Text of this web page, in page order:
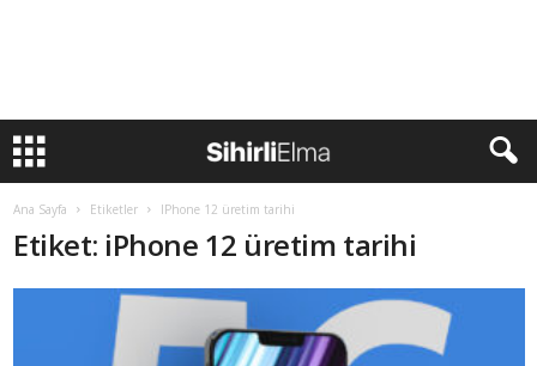
Ana Sayfa Etiketler IPhone 12 üretim tarihi
Etiket: iPhone 12 üretim tarihi